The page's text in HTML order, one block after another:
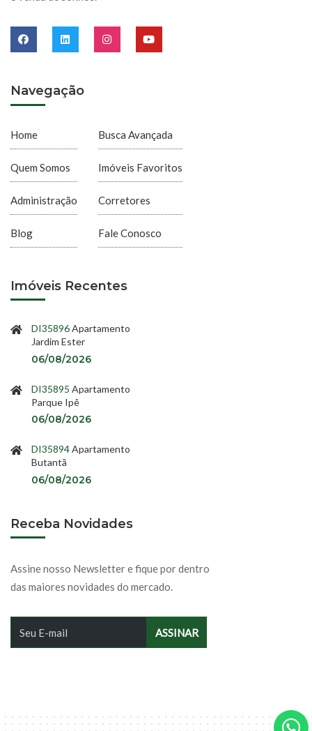
Navegação
Home
Quem Somos
Administração
Blog
Busca Avançada
Imóveis Favoritos
Corretores
Fale Conosco
Imóveis Recentes
DI35896Apartamento
Jardim Ester
06/08/2026
DI35895 Apartamento
Parque Ipê
06/08/2026
DI35894Apartamento
Butantã
06/08/2026
Receba Novidades
Assine nosso Newsletter e fique por dentro
das maiores novidades do mercado.